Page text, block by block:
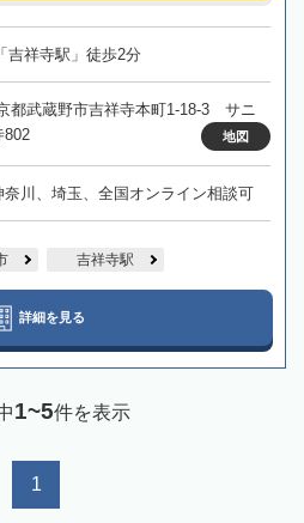
吉祥寺駅」徒歩2分
都武蔵野市吉祥寺本町1-18-3 サニ
802
地図
川、埼玉、全国オンライン相談可
吉祥寺駅
詳細を見る
1~5件を表示
1